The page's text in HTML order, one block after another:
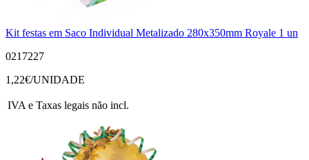
Kit festas em Saco Individual Metalizado 280x350mm Royale 1 un
0217227
1,22€/UNIDADE
IVA e Taxas legais não incl.